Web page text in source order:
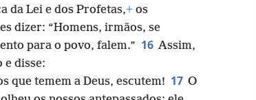
da Lei e dos Profetas,+ os
dizer: “Homens, irmãos, se
para o povo, falem.” 16 Assim,
e disse:
que temem a Deus, escutem! 17 O